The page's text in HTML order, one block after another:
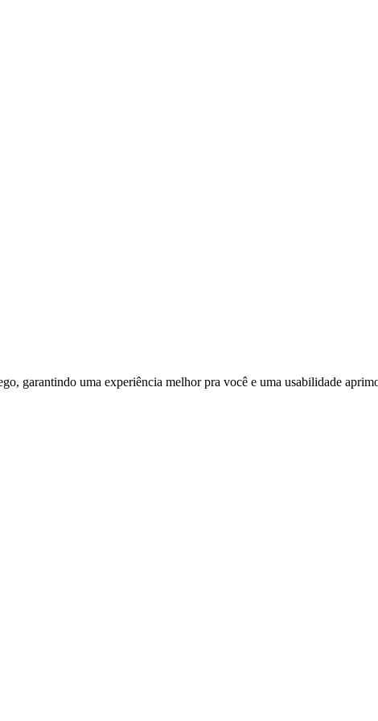
garantindo uma experiência melhor pra você e uma usabilidade